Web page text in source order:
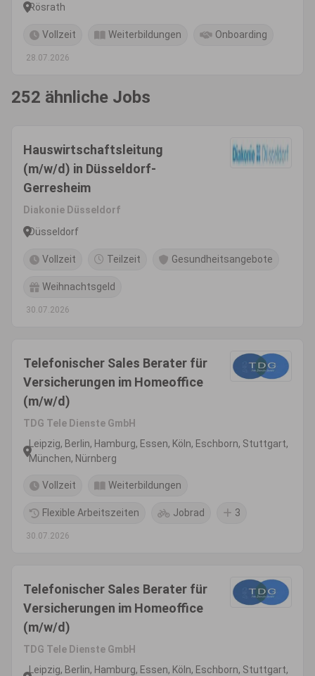
Rösrath
Vollzeit Weiterbildungen Onboarding
28.07.2026
252 ähnliche Jobs
Hauswirtschaftsleitung
(m/w/d) in Düsseldorf-
Gerresheim
Diakonie Düsseldorf
Düsseldorf
Vollzeit Teilzeit Gesundheitsangebote
Weihnachtsgeld
30.07.2026
Telefonischer Sales Berater für
Versicherungen im Homeoffice
(m/w/d)
TDG Tele Dienste GmbH
Leipzig, Berlin, Hamburg, Essen, Köln, Eschborn, Stuttgart,
München, Nürnberg
Vollzeit Weiterbildungen
Flexible Arbeitszeiten Jobrad 3
30.07.2026
Telefonischer Sales Berater für
Versicherungen im Homeoffice
(m/w/d)
TDG Tele Dienste GmbH
Leipzig, Berlin, Hamburg, Essen, Köln, Eschborn, Stuttgart,